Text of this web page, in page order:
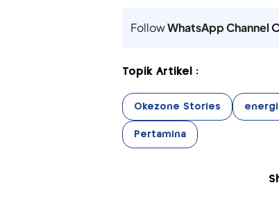
FollowWhatsApp Channel
Topik Artikel :
Okezone Stories
Pertamina